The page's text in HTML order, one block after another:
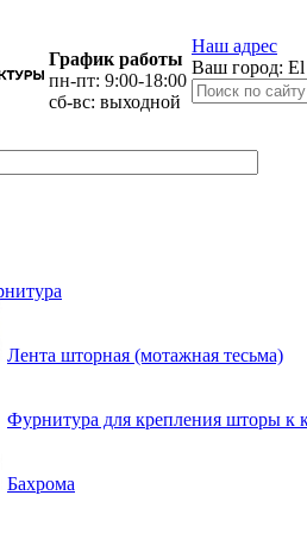
График работы
пн-пт: 9:00-18:00
сб-вс: выходной
Наш адрес
Ваш город:
Лента шторная (мотажная тесьма)
Фурнитура для крепления шторы к
Бахрома